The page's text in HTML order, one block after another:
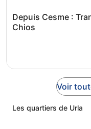
Depuis Cesme :
Chios
Voir
Les quartiers de Urla